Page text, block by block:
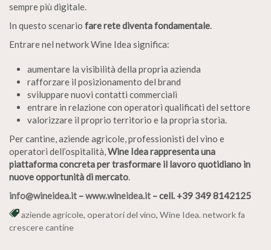
sempre più digitale.
In questo scenario fare rete diventa fondamentale.
Entrare nel network Wine Idea significa:
aumentare la visibilità della propria azienda
rafforzare il posizionamento del brand
sviluppare nuovi contatti commerciali
entrare in relazione con operatori qualificati del settore
valorizzare il proprio territorio e la propria storia.
Per cantine, aziende agricole, professionisti del vino e
operatori dell’ospitalità,Wine Idea rappresenta una
piattaforma concreta per trasformare il lavoro quotidiano in
nuove opportunità di mercato.
info@wineidea.it –www.wineidea.it –cell. +39 349 8142125
aziende agricole, operatori del vino, Wine Idea. network fa
crescere cantine